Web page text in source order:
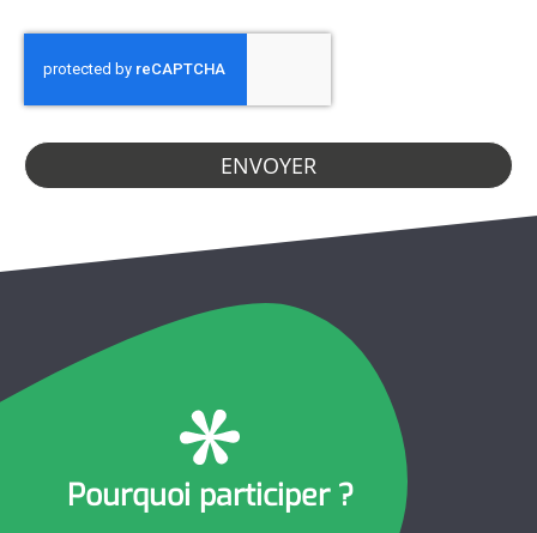
ENVOYER
Pourquoi participer ?